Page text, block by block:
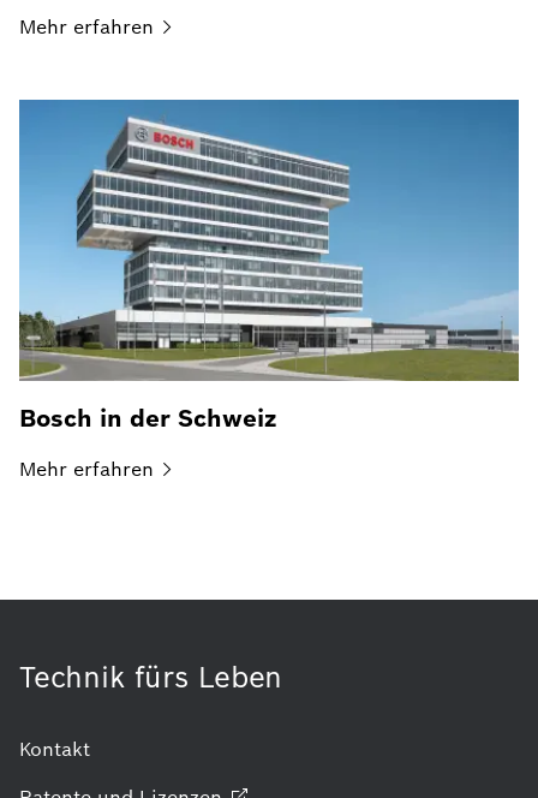
Mehr erfahren
Bosch in der Schweiz
Mehr erfahren
Technik fürs Leben
Kontakt